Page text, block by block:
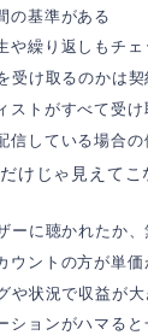
の基準がある
や繰り返しもチェ
受け取るのかは
ストがすべて受
信している場合の
けじゃ見えてこ
ーに聴かれたか
ウントの方が単価
や状況で収益が
ションがハマる